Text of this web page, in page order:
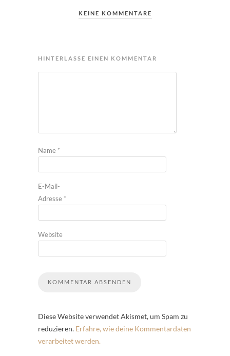
KEINE KOMMENTARE
HINTERLASSE EINEN KOMMENTAR
Name *
E-Mail-
Adresse *
Website
Diese Website verwendet Akismet, um Spam zu
reduzieren. Erfahre, wie deine Kommentardaten
verarbeitet werden.